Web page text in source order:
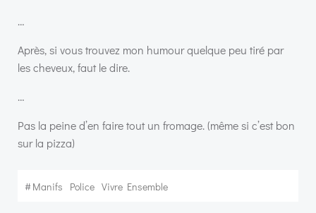
…
Après, si vous trouvez mon humour quelque peu tiré par
les cheveux, faut le dire.
…
Pas la peine d’en faire tout un fromage. (même si c’est bon
sur la pizza)
#Manifs Police Vivre Ensemble